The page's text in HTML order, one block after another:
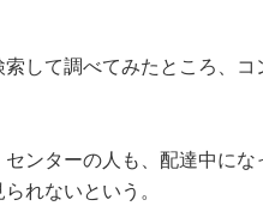
索して調べてみたところ、
センターの人も、配達中に
れないという。